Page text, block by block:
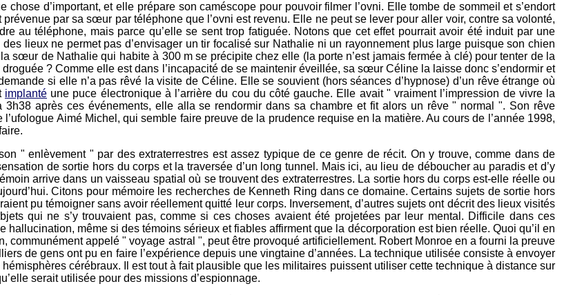
d’important, et elle prépare son caméscope pour pouvoir filmer l’ovni. Elle tombe de sommeil et s’endort
par sa sœur par téléphone que l’ovni est revenu. Elle ne peut se lever pour aller voir, contre sa volonté,
au téléphone, mais parce qu’elle se sent trop fatiguée. Notons que cet effet pourrait avoir été induit par une
lieux ne permet pas d’envisager un tir focalisé sur Nathalie ni un rayonnement plus large puisque son chien
sœur de Nathalie qui habite à 300 m se précipite chez elle (la porte n’est jamais fermée à clé) pour tenter de la
? Comme elle est dans l’incapacité de se maintenir éveillée, sa sœur Céline la laisse donc s’endormir et
si elle n’a pas rêvé la visite de Céline. Elle se souvient (hors séances d’hypnose) d’un rêve étrange où
implanté une puce électronique à l’arrière du cou du côté gauche. Elle avait " vraiment l’impression de vivre la
après ces événements, elle alla se rendormir dans sa chambre et fit alors un rêve " normal ". Son rêve
Aimé Michel, qui semble faire preuve de la prudence requise en la matière. Au cours de l’année 1998,
" enlèvement " par des extraterrestres est assez typique de ce genre de récit. On y trouve, comme dans de
de sortie hors du corps et la traversée d’un long tunnel. Mais ici, au lieu de déboucher au paradis et d’y
arrive dans un vaisseau spatial où se trouvent des extraterrestres. La sortie hors du corps est-elle réelle ou
Citons pour mémoire les recherches de Kenneth Ring dans ce domaine. Certains sujets de sortie hors
pu témoigner sans avoir réellement quitté leur corps. Inversement, d’autres sujets ont décrit des lieux visités
qui ne s’y trouvaient pas, comme si ces choses avaient été projetées par leur mental. Difficile dans ces
hallucination, même si des témoins sérieux et fiables affirment que la décorporation est bien réelle. Quoi qu’il en
communément appelé " voyage astral ", peut être provoqué artificiellement. Robert Monroe en a fourni la preuve
de gens ont pu en faire l’expérience depuis une vingtaine d’années. La technique utilisée consiste à envoyer
cérébraux. Il est tout à fait plausible que les militaires puissent utiliser cette technique à distance sur
serait utilisée pour des missions d’espionnage.